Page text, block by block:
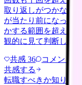
取り返しがつかない
が当たり前になって
かする範囲を超えて
観的に見て判断したい
共感 36 コメント
共感する
転職すべきか知りたい